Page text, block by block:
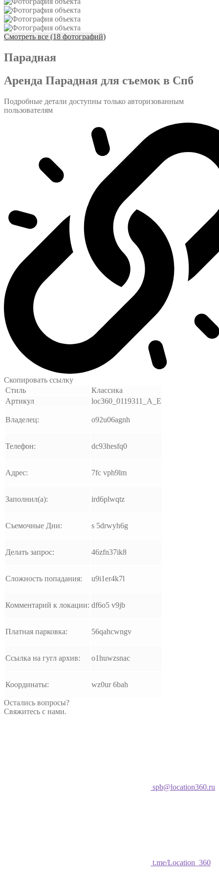
Смотреть все (18 фотографий)
Парадная
Аренда Парадная для съемок в Спб
Подробные детали доступны только авторизованным
пользователям
Скопировать ссылку
Стиль
Классика
Артикул
loc360_0119311_A_E
Владелец: o92u06agnh
Телефон: dc93hesfq0
Адрес: 7fc vph9lm
Заполнил(а): ird6plwqtz
Съемочные Дни: s 5drwyh6g
Делать запрос: 46zfn37ik8
Сложность попадания: u9i1er4k7l
Комментарий к локации: df6o5 v9jb
Платная парковка: 56qahcwngv
Ссылка на гугл архив: o1huwzsnac
Координаты: wz0ur 6bah
Остались вопросы?
Свяжитесь с нами.
spb@location360.ru
t.me/Location_360